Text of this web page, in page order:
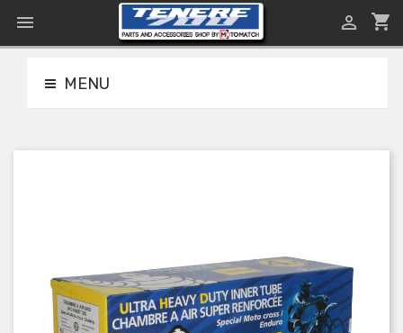
 shopping_cart

MENU